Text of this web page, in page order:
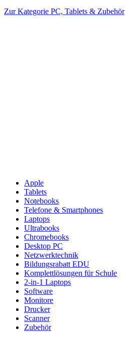
Zur Kategorie PC, Tablets & Zubehör
Apple
Tablets
Notebooks
Telefone & Smartphones
Laptops
Ultrabooks
Chromebooks
Desktop PC
Netzwerktechnik
Bildungsrabatt EDU
Komplettlösungen für Schule
2-in-1 Laptops
Software
Monitore
Drucker
Scanner
Zubehör